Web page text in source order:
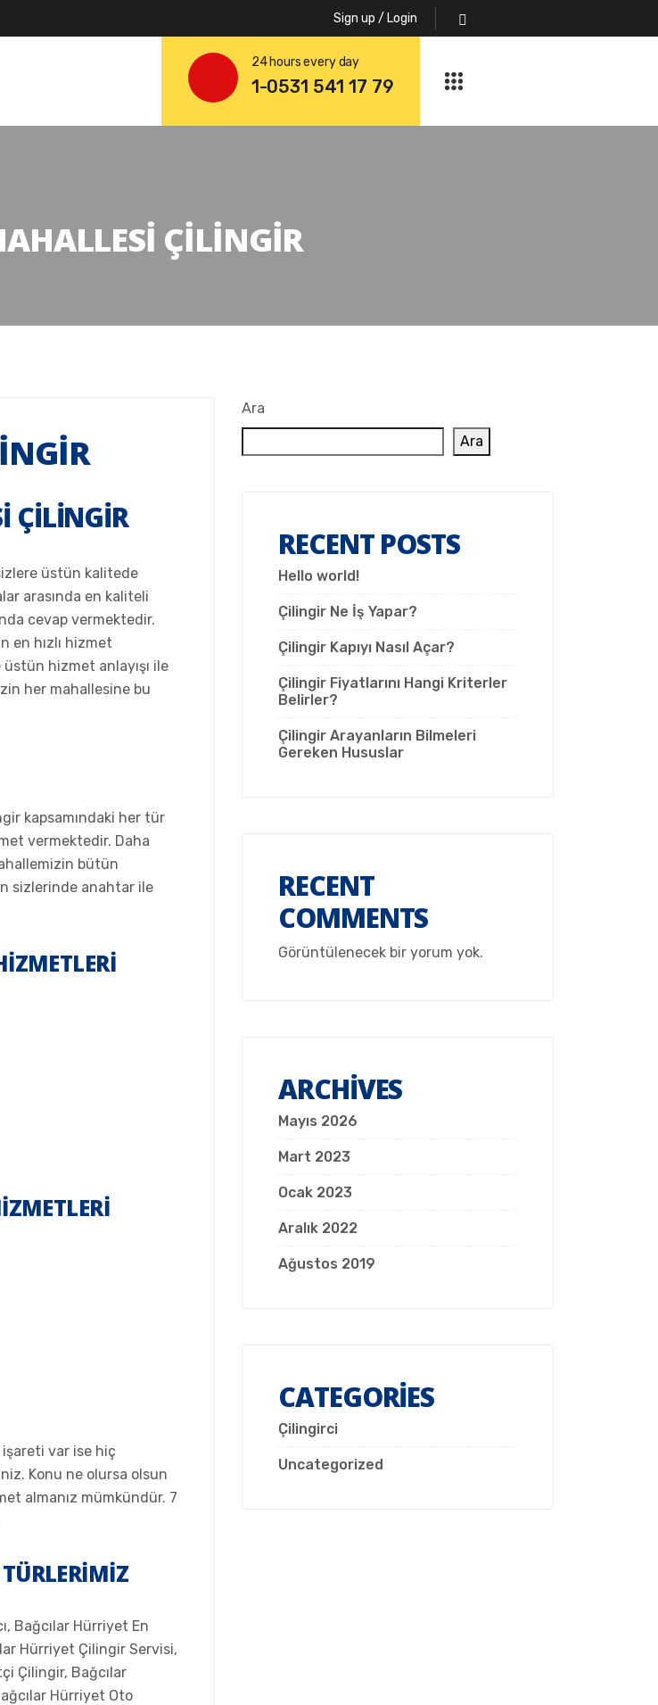
Sign up / Login
24 hours every day
1-0531 541 17 79
ÇILINGIR
ÇILINGIR
üstün kalitede
arasında en kaliteli
cevap vermektedir.
en hızlı hizmet
hizmet anlayışı ile
her mahallesine bu
kapsamındaki her tür
vermektedir. Daha
bütün
sizlerinde anahtar ile
var ise hiç
Konu ne olursa olsun
almanız mümkündür. 7
Bağcılar Hürriyet En
Hürriyet Çilingir Servisi,
Çilingir, Bağcılar
Hürriyet Oto
Ara
Ara
RECENT POSTS
Hello world!
Çilingir Ne İş Yapar?
Çilingir Kapıyı Nasıl Açar?
Çilingir Fiyatlarını Hangi Kriterler
Belirler?
Çilingir Arayanların Bilmeleri
Gereken Hususlar
RECENT
COMMENTS
Görüntülenecek bir yorum yok.
ARCHIVES
Mayıs 2026
Mart 2023
Ocak 2023
Aralık 2022
Ağustos 2019
CATEGORIES
Çilingirci
Uncategorized